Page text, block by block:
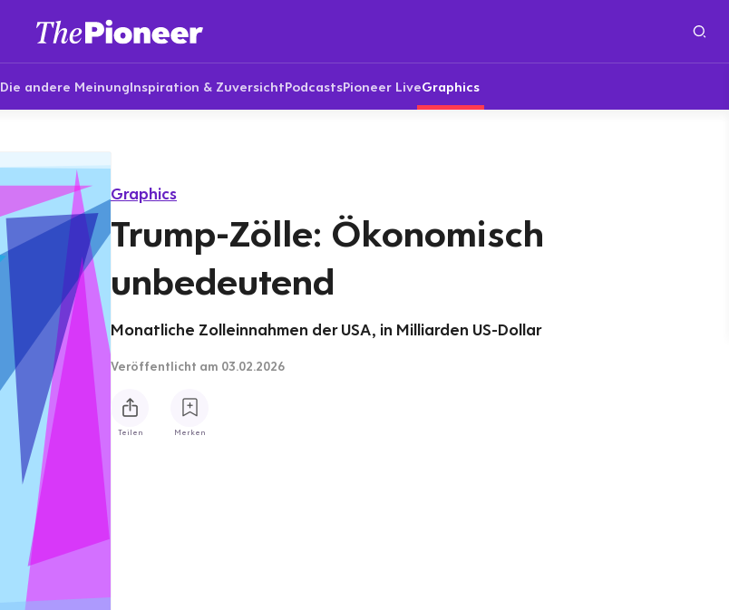
Die andere MeinungInspiration & ZuversichtPodcastsPioneer LiveGraphics
Graphics
Trump-Zölle: Ökonomisch
unbedeutend
Monatliche Zolleinnahmen der USA, in Milliarden US-Dollar
Veröffentlicht am 03.02.2026
Teilen Merken